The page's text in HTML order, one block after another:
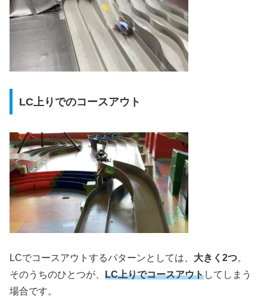
LC上りでのコースアウト
LCでコースアウトするパターンとしては、 大きく2つ。
そのうちのひとつが、 LC上りでコースアウトしてしまう
場合です。